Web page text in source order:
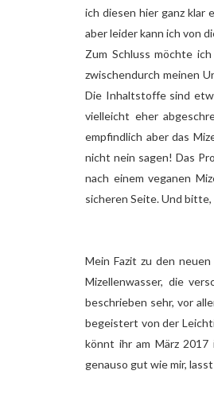
ich diesen hier ganz klar
aber leider kann ich von
Zum Schluss möchte
zwischendurch meinen
Die Inhaltstoffe sind
vielleicht eher
empfindlich aber das
nicht nein sagen! Das
nach einem veganen
sicheren Seite. Und
Mein Fazit zu den
Mizellenwasser, die
beschrieben sehr, vor
begeistert von der
könnt ihr am März
genauso gut wie mir,